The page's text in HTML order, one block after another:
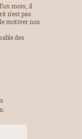
mois, il
n’est pas
motiver nos
des